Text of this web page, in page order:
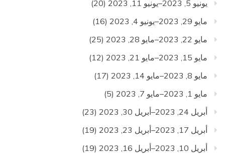
يونيو 5, 2023–يونيو 11, 2023
(20)
مايو 29, 2023–يونيو 4, 2023
(16)
مايو 22, 2023–مايو 28, 2023
(25)
مايو 15, 2023–مايو 21, 2023
(12)
مايو 8, 2023–مايو 14, 2023
(17)
مايو 1, 2023–مايو 7, 2023
(5)
أبريل 24, 2023–أبريل 30, 2023
(23)
أبريل 17, 2023–أبريل 23, 2023
(19)
أبريل 10, 2023–أبريل 16, 2023
(19)